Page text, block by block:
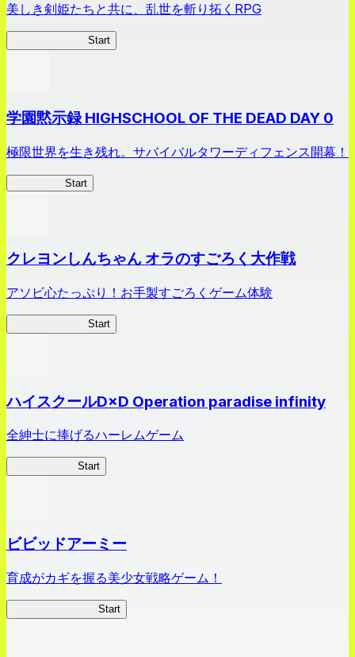
美しき剣姫たちと共に、乱世を斬り拓くRPG
Start
学園黙示録 HIGHSCHOOL OF THE DEAD DAY 0
極限世界を生き残れ。サバイバルタワーディフェンス開幕！
Start
クレヨンしんちゃん オラのすごろく大作戦
アソビ心たっぷり！お手製すごろくゲーム体験
Start
ハイスクールD×D Operation paradise infinity
全紳士に捧げるハーレムゲーム
Start
ビビッドアーミー
育成がカギを握る美少女戦略ゲーム！
Start